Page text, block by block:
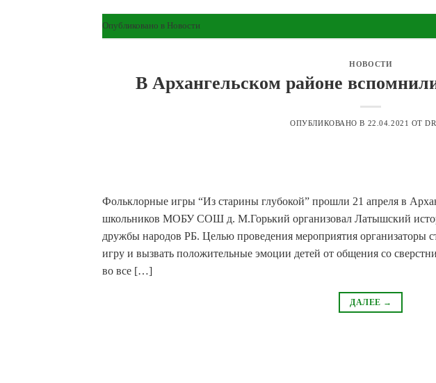
Опубликовано в Новости
НОВОСТИ
В Архангельском районе
ОПУБЛИКОВАНО В 22.04.2021 ОТ
Фольклорные игры “Из старины глубокой” прошли 21 апреля в
школьников МОБУ СОШ д. М.Горький организовал Латышский
дружбы народов РБ. Целью проведения мероприятия организаторы
игру и вызвать положительные эмоции детей от общения со
во все […]
ДАЛЕЕ →